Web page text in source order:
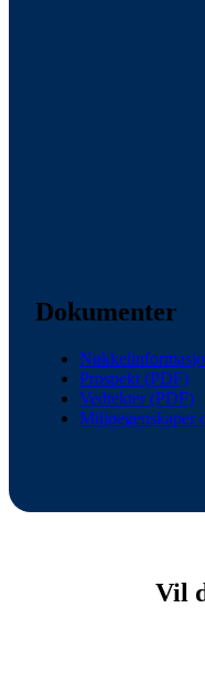
Dokumenter
Prospekt (PDF)
Vedtekter (PDF)
Miljøegenskaper
Vil